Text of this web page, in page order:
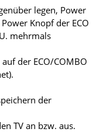
legen, Power
Knopf der ECO
mehrmals
der ECO/COMBO
der
TV an bzw. aus.